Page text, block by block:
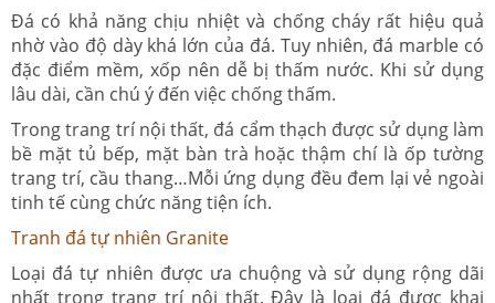
Đá có khả năng chịu nhiệt và chống cháy rất hiệu quả
nhờ vào độ dày khá lớn của đá. Tuy nhiên, đá marble có
đặc điểm mềm, xốp nên dễ bị thấm nước. Khi sử dụng
lâu dài, cần chú ý đến việc chống thấm.
Trong trang trí nội thất, đá cẩm thạch được sử dụng làm
bề mặt tủ bếp, mặt bàn trà hoặc thậm chí là ốp tường
trang trí, cầu thang…Mỗi ứng dụng đều đem lại vẻ ngoài
tinh tế cùng chức năng tiện ích.
Tranh đá tự nhiên Granite
Loại đá tự nhiên được ưa chuộng và sử dụng rộng dãi
nhất trong trang trí nội thất. Đây là loại đá được khai